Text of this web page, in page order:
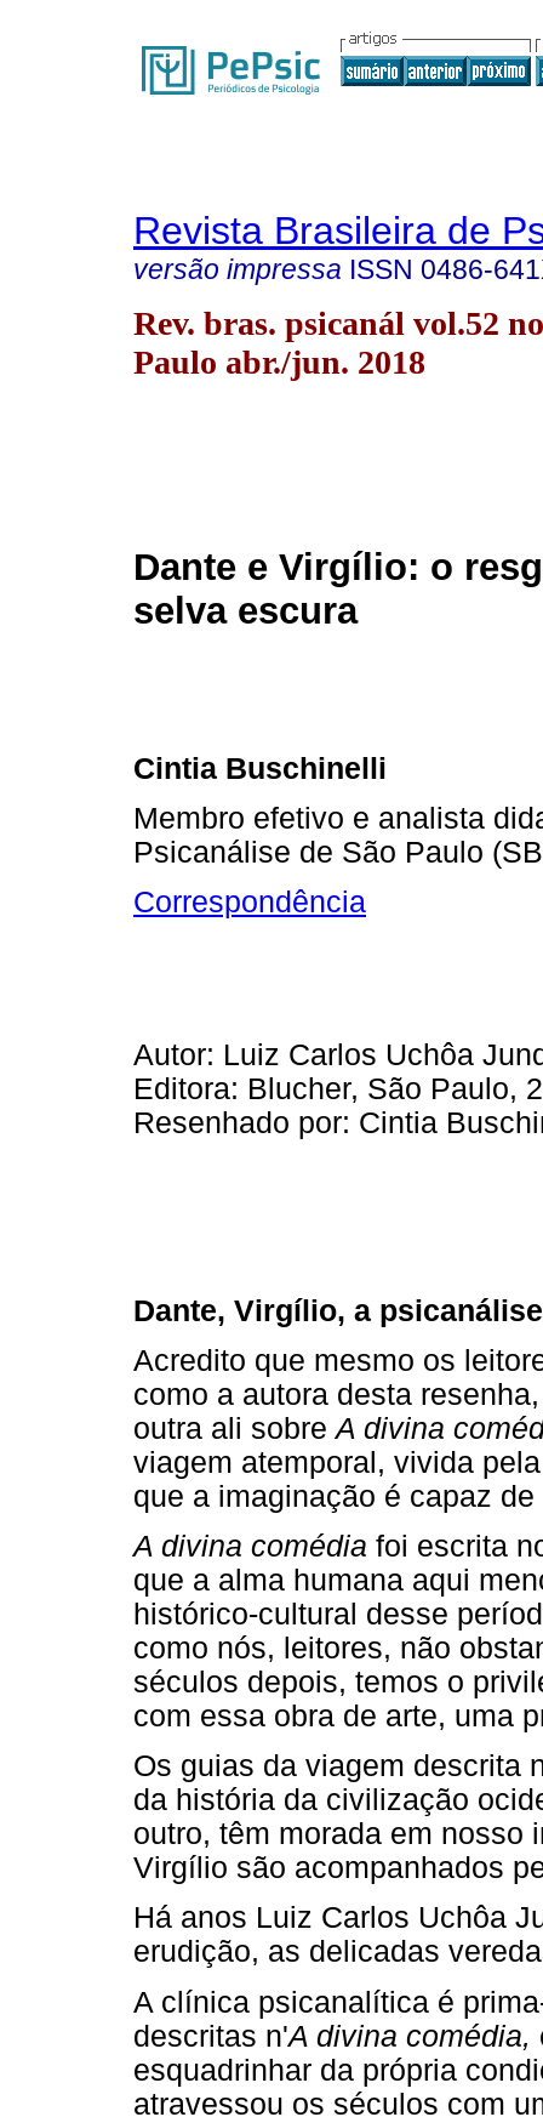
Revista Brasileira de
versão impressa ISSN 0486-
Rev. bras. psicanál vol.52
Paulo abr./jun. 2018
Dante e Virgílio: o
selva escura
Cintia Buschinelli
Membro efetivo e analista
Psicanálise de São Paulo
Correspondência
Autor: Luiz Carlos Uchôa
Editora: Blucher, São Paulo,
Resenhado por: Cintia
Dante, Virgílio, a
Acredito que mesmo os
como a autora desta
outra ali sobreA divina
viagem atemporal, vivida
que a imaginação é capaz de
A divina comédia foi escrita
que a alma humana aqui
histórico-cultural desse
como nós, leitores, não
séculos depois, temos o
com essa obra de arte, uma
Os guias da viagem descrita
da história da civilização
outro, têm morada em nosso
Virgílio são acompanhados
Há anos Luiz Carlos Uchôa
erudição, as delicadas
A clínica psicanalítica é
descritas n'A divina comédia,
esquadrinhar da própria
atravessou os séculos com